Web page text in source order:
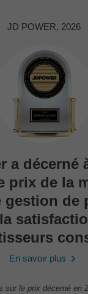
JD POWER, 2026
a décerné
prix de la
gestion de
En savoir plus
sur le prix décerné en